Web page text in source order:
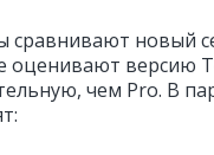
сравнивают новый
оценивают версию
чем Pro. В